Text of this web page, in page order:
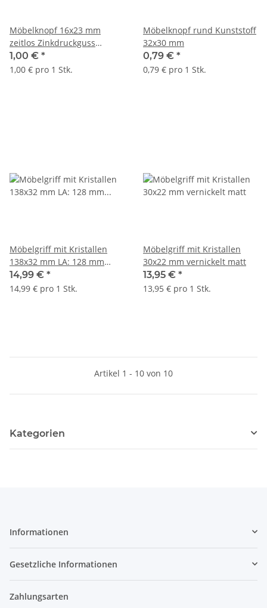
Möbelknopf 16x23 mm
zeitlos Zinkdruckguss
verchromt poliert
1,00 € *
1,00 € pro 1 Stk.
Möbelknopf rund Kunststoff
32x30 mm
0,79 € *
0,79 € pro 1 Stk.
Möbelgriff mit Kristallen
138x32 mm LA: 128 mm
vernickelt matt
14,99 € *
14,99 € pro 1 Stk.
Möbelgriff mit Kristallen
30x22 mm vernickelt matt
13,95 € *
13,95 € pro 1 Stk.
Artikel 1 - 10 von 10
Kategorien
Informationen
Gesetzliche Informationen
Zahlungsarten